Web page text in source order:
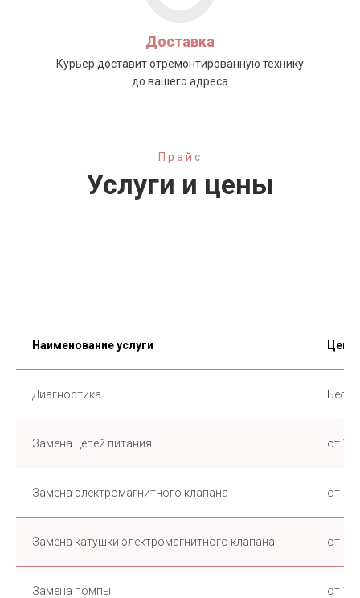
Доставка
Курьер доставит отремонтированную технику
до вашего адреса
Услуги и цены
Прайс
Наименование услуги Цена
Диагностика
Замена цепей питания от 1
Замена электромагнитного клапана от 1
Замена катушки электромагнитного клапана от 1
Замена помпы от 1